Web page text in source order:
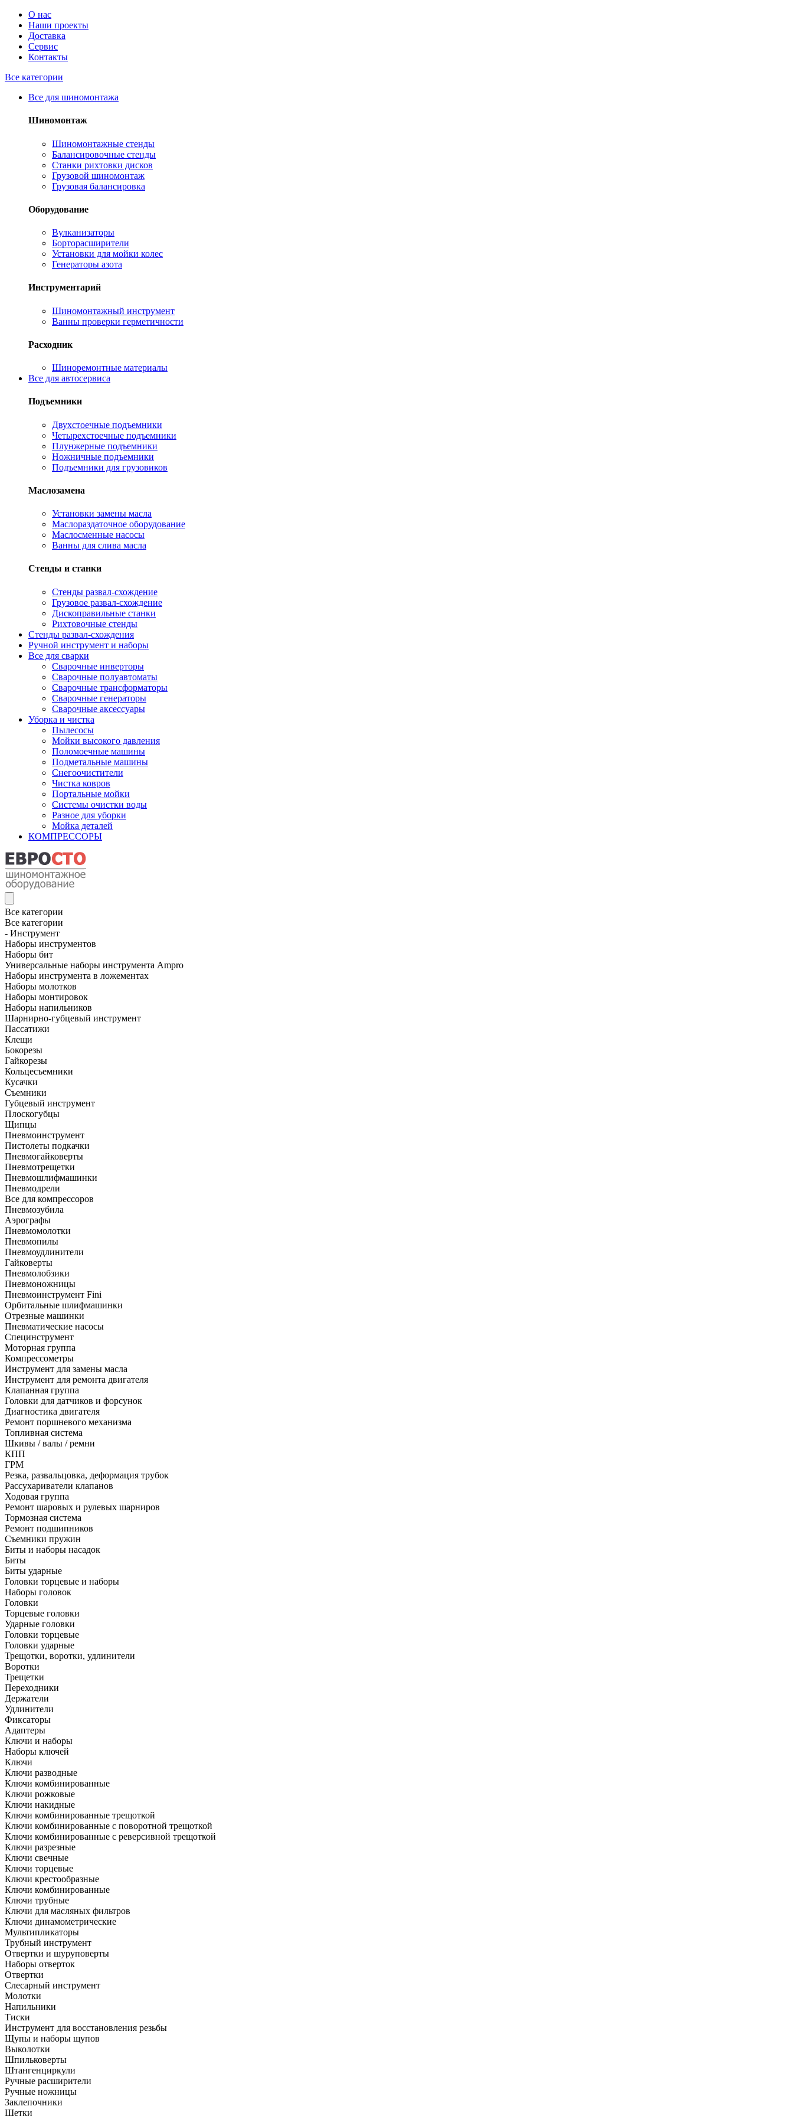
О нас
Наши проекты
Доставка
Сервис
Контакты
Все категории
Все для шиномонтажа
Шиномонтаж
Шиномонтажные стенды
Балансировочные стенды
Станки рихтовки дисков
Грузовой шиномонтаж
Грузовая балансировка
Оборудование
Вулканизаторы
Борторасширители
Установки для мойки колес
Генераторы азота
Инструментарий
Шиномонтажный инструмент
Ванны проверки герметичности
Расходник
Шиноремонтные материалы
Все для автосервиса
Подъемники
Двухстоечные подъемники
Четырехстоечные подъемники
Плунжерные подъемники
Ножничные подъемники
Подъемники для грузовиков
Маслозамена
Установки замены масла
Маслораздаточное оборудование
Маслосменные насосы
Ванны для слива масла
Стенды и станки
Стенды развал-схождение
Грузовое развал-схождение
Дископравильные станки
Рихтовочные стенды
Стенды развал-схождения
Ручной инструмент и наборы
Все для сварки
Сварочные инверторы
Сварочные полуавтоматы
Сварочные трансформаторы
Сварочные генераторы
Сварочные аксессуары
Уборка и чистка
Пылесосы
Мойки высокого давления
Поломоечные машины
Подметальные машины
Снегоочистители
Чистка ковров
Портальные мойки
Системы очистки воды
Разное для уборки
Мойка деталей
КОМПРЕССОРЫ
Все категории
Все категории
- Инструмент
Наборы инструментов
Наборы бит
Универсальные наборы инструмента Ampro
Наборы инструмента в ложементах
Наборы молотков
Наборы монтировок
Наборы напильников
Шарнирно-губцевый инструмент
Пассатижи
Клещи
Бокорезы
Гайкорезы
Кольцесъемники
Кусачки
Съемники
Губцевый инструмент
Плоскогубцы
Щипцы
Пневмоинструмент
Пистолеты подкачки
Пневмогайковерты
Пневмотрещетки
Пневмошлифмашинки
Пневмодрели
Все для компрессоров
Пневмозубила
Аэрографы
Пневмомолотки
Пневмопилы
Пневмоудлинители
Гайковерты
Пневмолобзики
Пневмоножницы
Пневмоинструмент Fini
Орбитальные шлифмашинки
Отрезные машинки
Пневматические насосы
Специнструмент
Моторная группа
Компрессометры
Инструмент для замены масла
Инструмент для ремонта двигателя
Клапанная группа
Головки для датчиков и форсунок
Диагностика двигателя
Ремонт поршневого механизма
Топливная система
Шкивы / валы / ремни
КПП
ГРМ
Резка, развальцовка, деформация трубок
Рассухариватели клапанов
Ходовая группа
Ремонт шаровых и рулевых шарниров
Тормозная система
Ремонт подшипников
Съемники пружин
Биты и наборы насадок
Биты
Биты ударные
Головки торцевые и наборы
Наборы головок
Головки
Торцевые головки
Ударные головки
Головки торцевые
Головки ударные
Трещотки, воротки, удлинители
Воротки
Трещетки
Переходники
Держатели
Удлинители
Фиксаторы
Адаптеры
Ключи и наборы
Наборы ключей
Ключи
Ключи разводные
Ключи комбинированные
Ключи рожковые
Ключи накидные
Ключи комбинированные трещоткой
Ключи комбинированные с поворотной трещоткой
Ключи комбинированные с реверсивной трещоткой
Ключи разрезные
Ключи свечные
Ключи торцевые
Ключи крестообразные
Ключи комбинированные
Ключи трубные
Ключи для масляных фильтров
Ключи динамометрические
Мультипликаторы
Трубный инструмент
Отвертки и шуруповерты
Наборы отверток
Отвертки
Слесарный инструмент
Молотки
Напильники
Тиски
Инструмент для восстановления резьбы
Щупы и наборы щупов
Выколотки
Шпильковерты
Штангенциркули
Ручные расширители
Ручные ножницы
Заклепочники
Щетки